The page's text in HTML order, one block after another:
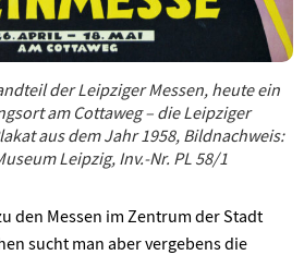
der Leipziger Messen, heute ein
am Cottaweg – die Leipziger
aus dem Jahr 1958, Bildnachweis:
Leipzig, Inv.-Nr. PL 58/1
den Messen im Zentrum der Stadt
sucht man aber vergebens die